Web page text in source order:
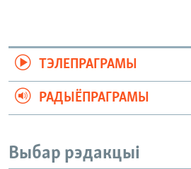
ТЭЛЕПРАГРАМЫ
РАДЫЁПРАГРАМЫ
Выбар рэдакцыі